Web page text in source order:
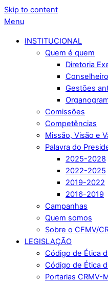
Skip to content
Menu
INSTITUCIONAL
Quem é quem
Diretoria
Gestões
Comissões
Competências
Missão, Visão e
Palavra do
2025-2028
2022-2025
2019-2022
2016-2019
Campanhas
Quem somos
Sobre o CFMV/
LEGISLAÇÃO
Código de Ética
Código de Ética
Portarias CRMV-